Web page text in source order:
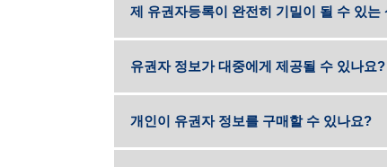
비공개
제 유권자등록이 완전히 기밀이 될 수 있는
유권자 정보가 대중에게 제공될 수 있나요?
개인이 유권자 정보를 구매할 수 있나요?